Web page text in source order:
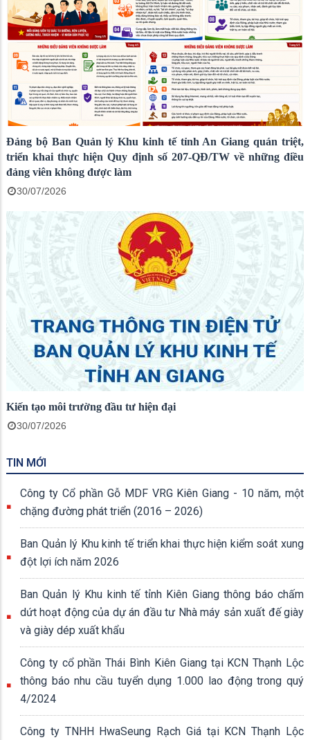
Đảng bộ Ban Quản lý Khu kinh tế tỉnh An Giang quán triệt,
triển khai thực hiện Quy định số 207-QĐ/TW về những điều
đảng viên không được làm
30/07/2026
Kiến tạo môi trường đầu tư hiện đại
30/07/2026
TIN MỚI
Công ty Cổ phần Gỗ MDF VRG Kiên Giang - 10 năm, một
chặng đường phát triển (2016 – 2026)
Ban Quản lý Khu kinh tế triển khai thực hiện kiểm soát xung
đột lợi ích năm 2026
Ban Quản lý Khu kinh tế tỉnh Kiên Giang thông báo chấm
dứt hoạt động của dự án đầu tư Nhà máy sản xuất đế giày
và giày dép xuất khẩu
Công ty cổ phần Thái Bình Kiên Giang tại KCN Thạnh Lộc
thông báo nhu cầu tuyển dụng 1.000 lao động trong quý
4/2024
Công ty TNHH HwaSeung Rạch Giá tại KCN Thạnh Lộc